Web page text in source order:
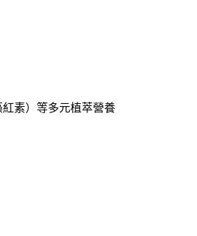
素）等多元植萃營養